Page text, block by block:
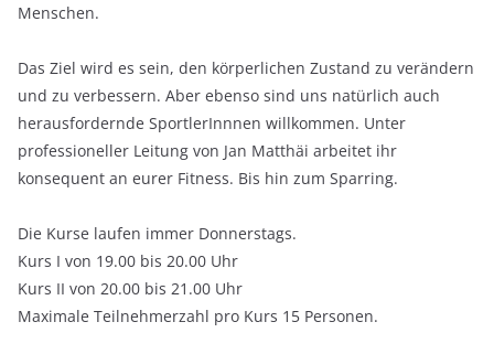
Menschen.
Das Ziel wird es sein, den körperlichen Zustand zu verändern
und zu verbessern. Aber ebenso sind uns natürlich auch
herausfordernde SportlerInnnen willkommen. Unter
professioneller Leitung von Jan Matthäi arbeitet ihr
konsequent an eurer Fitness. Bis hin zum Sparring.
Die Kurse laufen immer Donnerstags.
Kurs I von 19.00 bis 20.00 Uhr
Kurs II von 20.00 bis 21.00 Uhr
Maximale Teilnehmerzahl pro Kurs 15 Personen.